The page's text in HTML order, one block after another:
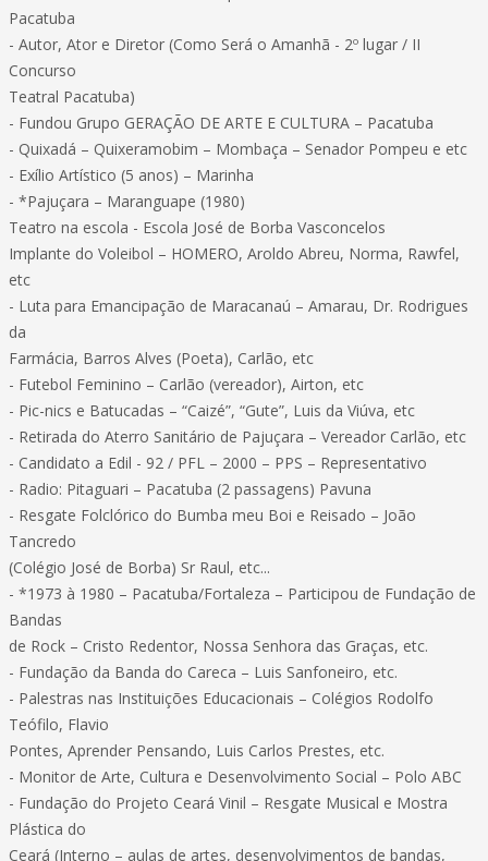
Pacatuba
- Autor, Ator e Diretor (Como Será o Amanhã - 2º lugar / II
Concurso
Teatral Pacatuba)
- Fundou Grupo GERAÇÃO DE ARTE E CULTURA – Pacatuba
- Quixadá – Quixeramobim – Mombaça – Senador Pompeu e etc
- Exílio Artístico (5 anos) – Marinha
- *Pajuçara – Maranguape (1980)
Teatro na escola - Escola José de Borba Vasconcelos
Implante do Voleibol – HOMERO, Aroldo Abreu, Norma, Rawfel,
etc
- Luta para Emancipação de Maracanaú – Amarau, Dr. Rodrigues
da
Farmácia, Barros Alves (Poeta), Carlão, etc
- Futebol Feminino – Carlão (vereador), Airton, etc
- Pic-nics e Batucadas – “Caizé”, “Gute”, Luis da Viúva, etc
- Retirada do Aterro Sanitário de Pajuçara – Vereador Carlão, etc
- Candidato a Edil - 92 / PFL – 2000 – PPS – Representativo
- Radio: Pitaguari – Pacatuba (2 passagens) Pavuna
- Resgate Folclórico do Bumba meu Boi e Reisado – João
Tancredo
(Colégio José de Borba) Sr Raul, etc...
- *1973 à 1980 – Pacatuba/Fortaleza – Participou de Fundação de
Bandas
de Rock – Cristo Redentor, Nossa Senhora das Graças, etc.
- Fundação da Banda do Careca – Luis Sanfoneiro, etc.
- Palestras nas Instituições Educacionais – Colégios Rodolfo
Teófilo, Flavio
Pontes, Aprender Pensando, Luis Carlos Prestes, etc.
- Monitor de Arte, Cultura e Desenvolvimento Social – Polo ABC
- Fundação do Projeto Ceará Vinil – Resgate Musical e Mostra
Plástica do
Ceará (Interno – aulas de artes, desenvolvimentos de bandas,